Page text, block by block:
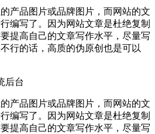
产品图片或品牌图片，而网站的文
编写了。因为网站文章是杜绝复制
提高自己的文章写作水平，尽量写
行的话，高质的伪原创也是可以
后台
产品图片或品牌图片，而网站的文
编写了。因为网站文章是杜绝复制
提高自己的文章写作水平，尽量写